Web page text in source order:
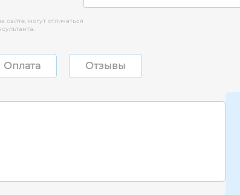
могут отличаться
Оплата Отзывы